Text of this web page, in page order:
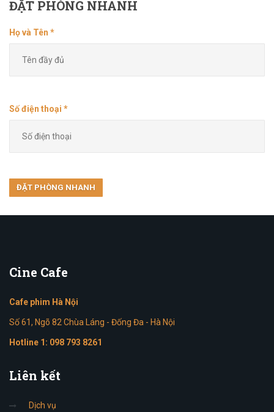
ĐẶTPHÒNG NHANH
Họ và Tên *
Số điện thoại *
Cine Cafe
Cafe phim Hà Nội
Số 61, Ngõ 82 Chùa Láng - Đống Đa - Hà Nội
Hotline 1: 098 793 8261
Liên kết
Dịch vụ